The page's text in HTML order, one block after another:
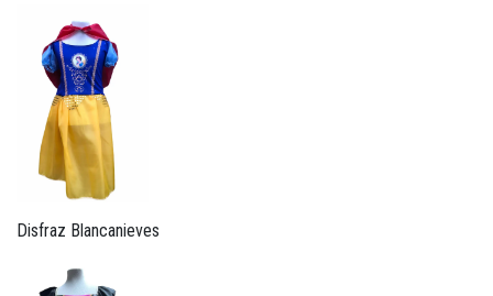
Disfraz Blancanieves